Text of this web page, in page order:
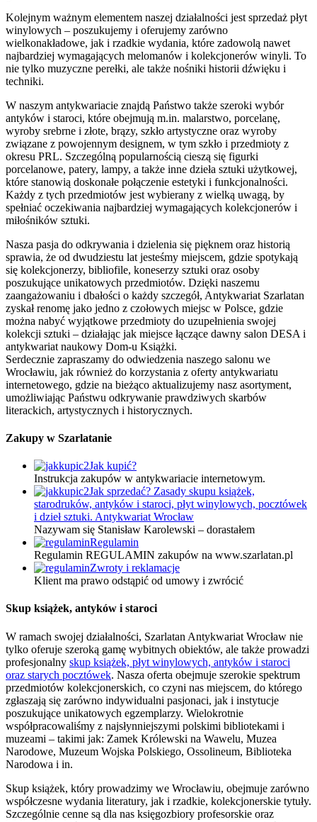
Kolejnym ważnym elementem naszej działalności jest sprzedaż płyt
winylowych – poszukujemy i oferujemy zarówno
wielkonakładowe, jak i rzadkie wydania, które zadowolą nawet
najbardziej wymagających melomanów i kolekcjonerów winyli. To
nie tylko muzyczne perełki, ale także nośniki historii dźwięku i
techniki.
W naszym antykwariacie znajdą Państwo także szeroki wybór
antyków i staroci, które obejmują m.in. malarstwo, porcelanę,
wyroby srebrne i złote, brązy, szkło artystyczne oraz wyroby
związane z powojennym designem, w tym szkło i przedmioty z
okresu PRL. Szczególną popularnością cieszą się figurki
porcelanowe, patery, lampy, a także inne dzieła sztuki użytkowej,
które stanowią doskonałe połączenie estetyki i funkcjonalności.
Każdy z tych przedmiotów jest wybierany z wielką uwagą, by
spełniać oczekiwania najbardziej wymagających kolekcjonerów i
miłośników sztuki.
Nasza pasja do odkrywania i dzielenia się pięknem oraz historią
sprawia, że od dwudziestu lat jesteśmy miejscem, gdzie spotykają
się kolekcjonerzy, bibliofile, koneserzy sztuki oraz osoby
poszukujące unikatowych przedmiotów. Dzięki naszemu
zaangażowaniu i dbałości o każdy szczegół, Antykwariat Szarlatan
zyskał renomę jako jedno z czołowych miejsc w Polsce, gdzie
można nabyć wyjątkowe przedmioty do uzupełnienia swojej
kolekcji sztuki – działając jak miejsce łączące dawny salon DESA i
antykwariat naukowy Dom-u Książki.
Serdecznie zapraszamy do odwiedzenia naszego salonu we
Wrocławiu, jak również do korzystania z oferty antykwariatu
internetowego, gdzie na bieżąco aktualizujemy nasz asortyment,
umożliwiając Państwu odkrywanie prawdziwych skarbów
literackich, artystycznych i historycznych.
Zakupy w Szarlatanie
Jak kupić?
Instrukcja zakupów w antykwariacie internetowym.
Jak sprzedać? Zasady skupu książek,
starodruków, antyków i staroci, płyt winylowych, pocztówek
i dzieł sztuki. Antykwariat Wrocław
Nazywam się Stanisław Karolewski – dorastałem
Regulamin
Regulamin REGULAMIN zakupów na www.szarlatan.pl
Zwroty i reklamacje
Klient ma prawo odstąpić od umowy i zwrócić
Skup książek, antyków i staroci
W ramach swojej działalności, Szarlatan Antykwariat Wrocław nie
tylko oferuje szeroką gamę wybitnych obiektów, ale także prowadzi
profesjonalny skup książek, płyt winylowych, antyków i staroci
oraz starych pocztówek. Nasza oferta obejmuje szerokie spektrum
przedmiotów kolekcjonerskich, co czyni nas miejscem, do którego
zgłaszają się zarówno indywidualni pasjonaci, jak i instytucje
poszukujące unikatowych egzemplarzy. Wielokrotnie
współpracowaliśmy z najsłynniejszymi polskimi bibliotekami i
muzeami – takimi jak: Zamek Królewski na Wawelu, Muzea
Narodowe, Muzeum Wojska Polskiego, Ossolineum, Biblioteka
Narodowa i in.
Skup książek, który prowadzimy we Wrocławiu, obejmuje zarówno
współczesne wydania literatury, jak i rzadkie, kolekcjonerskie tytuły.
Szczególnie cenne są dla nas księgozbiory profesorskie oraz